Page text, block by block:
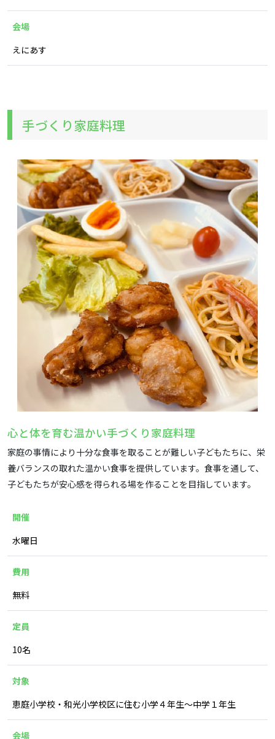
会場
えにあす
手づくり家庭料理
心と体を育む温かい手づくり家庭料理
家庭の事情により十分な食事を取ることが難しい子どもたちに、栄
養バランスの取れた温かい食事を提供しています。食事を通して、
子どもたちが安心感を得られる場を作ることを目指しています。
開催
水曜日
費用
無料
定員
10名
対象
恵庭小学校・和光小学校区に住む小学４年生～中学１年生
会場